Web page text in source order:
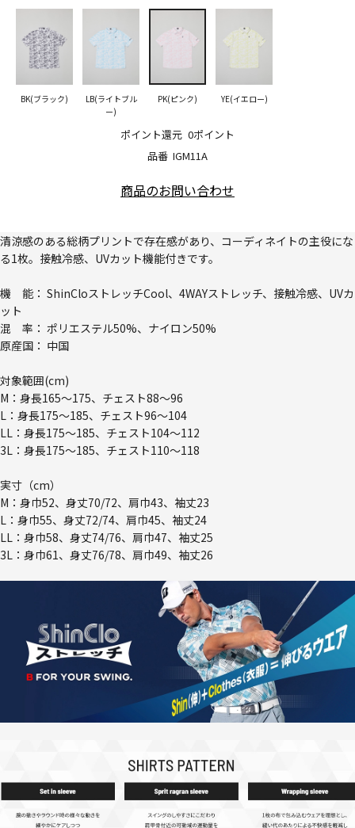
品番 IGM11A
ポイント還元 0ポイント
BK(ブラック)
LB(ライトブル
ー)
PK(ピンク) YE(イエロー)
商品のお問い合わせ
清涼感のある総柄プリントで存在感があり、コーディネイトの主役にな
る1枚。接触冷感、UVカット機能付きです。
機 能： ShinCloストレッチCool、4WAYストレッチ、接触冷感、UVカ
ット
混 率： ポリエステル50%、ナイロン50%
原産国： 中国
対象範囲(cm)
M：身長165～175、チェスト88～96
L：身長175～185、チェスト96～104
LL：身長175～185、チェスト104～112
3L：身長175～185、チェスト110～118
実寸（cm）
M：身巾52、身丈70/72、肩巾43、袖丈23
L：身巾55、身丈72/74、肩巾45、袖丈24
LL：身巾58、身丈74/76、肩巾47、袖丈25
3L：身巾61、身丈76/78、肩巾49、袖丈26